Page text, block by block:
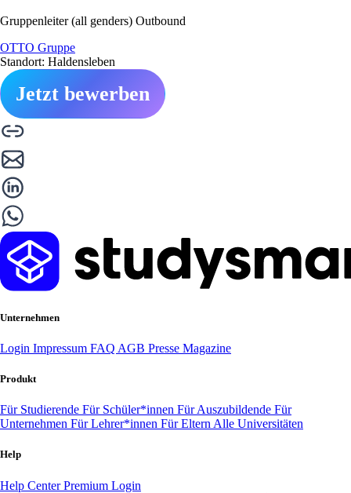
Gruppenleiter (all genders) Outbound
OTTO Gruppe
Standort: Haldensleben
Jetzt bewerben
Unternehmen
Login Impressum FAQ AGB Presse Magazine
Produkt
Für Studierende Für Schüler*innen Für Auszubildende Für
Unternehmen Für Lehrer*innen Für Eltern Alle Universitäten
Help
Help CenterPremium Login